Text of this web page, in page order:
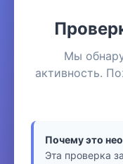
Мы
активность.
Почему это
Эта проверка